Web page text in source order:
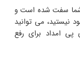
سفت شده است و
نیستید، می توانید
امداد برای رفع